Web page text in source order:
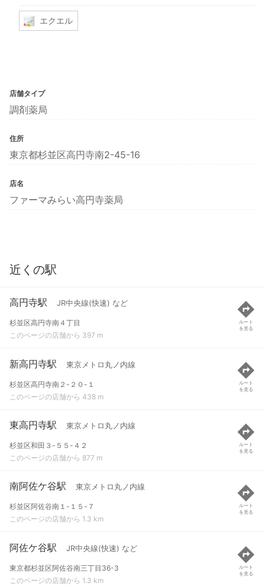
エクエル
店舗タイプ
調剤薬局
住所
東京都杉並区高円寺南2-45-16
店名
ファーマみらい高円寺薬局
近くの駅
高円寺駅 JR中央線(快速) など
杉並区高円寺南４丁目
このページの店舗から 397 m
ルート
を見る
新高円寺駅 東京メトロ丸ノ内線
杉並区高円寺南２-２０-１
このページの店舗から 438 m
ルート
を見る
東高円寺駅 東京メトロ丸ノ内線
杉並区和田３-５５-４２
このページの店舗から 877 m
ルート
を見る
南阿佐ケ谷駅 東京メトロ丸ノ内線
杉並区阿佐谷南１-１５-７
このページの店舗から 1.3 km
ルート
を見る
阿佐ケ谷駅 JR中央線(快速) など
東京都杉並区阿佐谷南三丁目36-3
このページの店舗から 1.3 km
ルート
を見る